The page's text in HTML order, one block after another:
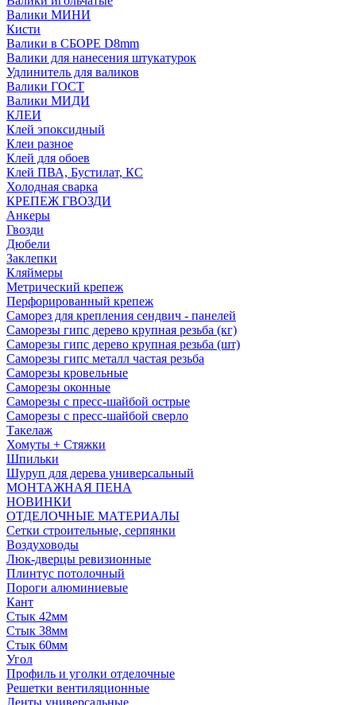
Валики МИНИ
Кисти
Валики в СБОРЕ D8mm
Валики для нанесения штукатурок
Удлинитель для валиков
Валики ГОСТ
Валики МИДИ
КЛЕИ
Клей эпоксидный
Клеи разное
Клей для обоев
Клей ПВА, Бустилат, КС
Холодная сварка
КРЕПЕЖ ГВОЗДИ
Анкеры
Гвозди
Дюбели
Заклепки
Кляймеры
Метрический крепеж
Перфорированный крепеж
Саморез для крепления сендвич - панелей
Саморезы гипс дерево крупная резьба (кг)
Саморезы гипс дерево крупная резьба (шт)
Саморезы гипс металл частая резьба
Саморезы кровельные
Саморезы оконные
Саморезы с пресс-шайбой острые
Саморезы с пресс-шайбой сверло
Такелаж
Хомуты + Стяжки
Шпильки
Шуруп для дерева универсальный
МОНТАЖНАЯ ПЕНА
НОВИНКИ
ОТДЕЛОЧНЫЕ МАТЕРИАЛЫ
Сетки строительные, серпянки
Воздуховоды
Люк-дверцы ревизионные
Плинтус потолочный
Пороги алюминиевые
Кант
Стык 42мм
Стык 38мм
Стык 60мм
Угол
Профиль и уголки отделочные
Решетки вентиляционные
Ленты универсальные